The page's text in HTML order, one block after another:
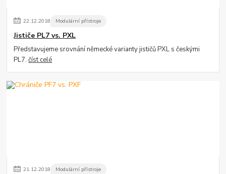
22.12.2018 Modulární přístroje
Jističe PL7 vs. PXL
Představujeme srovnání německé varianty jističů PXL s českými
PL7.číst celé
21.12.2018 Modulární přístroje